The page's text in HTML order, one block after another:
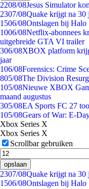
2208/08Jesus Simulator
2307/08Quake krijgt na 30
1506/08Ontslagen bij Halo
1006/08Netflix-abonnees
uitgebreide GTA VI trailer
306/08XBOX platform
jaar
106/08Forensics: Crime
805/08The Division
105/08Nieuwe XBOX
maand augustus
305/08EA Sports FC 27
105/08Gears of War: E-
Xbox Series X
Xbox Series X
Scrollbar gebruiken
opslaan
2307/08Quake krijgt na 30
1506/08Ontslagen bij Halo